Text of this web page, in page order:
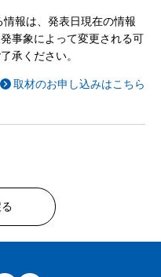
報は、発表日現在の情報
事象によって変更される可
承ください。
取材のお申し込みはこちら